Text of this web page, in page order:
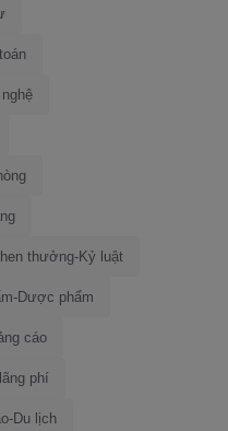
thưởng-Kỷ luật
Dược phẩm
cáo
phí
Du lịch